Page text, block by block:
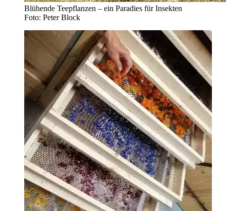
Blühende Teepflanzen – ein Paradies für Insekten
Foto: Peter Block